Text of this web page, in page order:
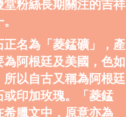
堂粉絲長期關注的吉祥
正名為「菱錳礦」，產
為阿根廷及美國，色如
所以自古又稱為阿根廷
或印加玫瑰。「菱錳
希臘文中，原意亦為